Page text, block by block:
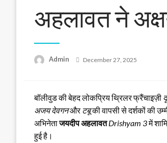
अहलावत ने
Admin
Posted
December 27, 2025
बॉलीवुड की बेहद लोकप्रिय थ्रिलर फ्रैंचाइज़ी
अजय देवगनऔर टबूकी वापसी से दर्शकों की
अभिनेताजयदीप अहलावत Drishyam 3में
हुई है।